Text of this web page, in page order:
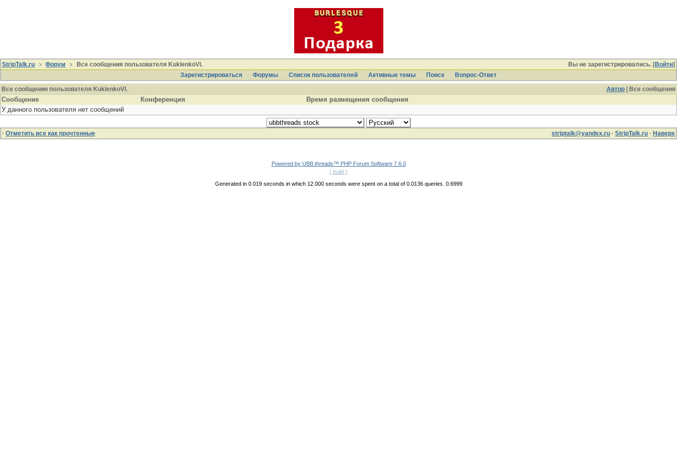
Вы не зарегистрировались. [Войти]
StripTalk.ru Форум
Все сообщения пользователя KuklenkoVl.
Зарегистрироваться
Форумы Список пользователей Активные темы Поиcк
Вопрос-Ответ
Автор | Все сообщения
Все сообщения пользователя KuklenkoVl.
Сообщение Конференция
Время размещения сообщения
У данного пользователя нет сообщений
· Отметить все как прочтенные striptalk@yandex.ru · StripTalk.ru · Наверх
Powered by UBB.threads™ PHP Forum Software 7.6.0
( build )
Generated in 0.019 seconds in which 12.000 seconds were spent on a total of 0.0136 queries. 0.6999